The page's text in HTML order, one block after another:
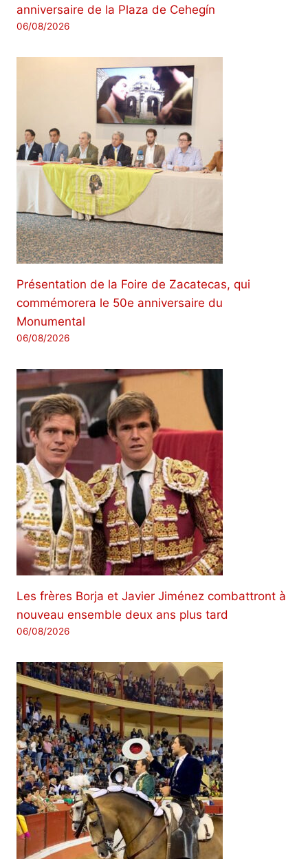
anniversaire de la Plaza de Cehegín
06/08/2026
Présentation de la Foire de Zacatecas, qui
commémorera le 50e anniversaire du
Monumental
06/08/2026
Les frères Borja et Javier Jiménez combattront à
nouveau ensemble deux ans plus tard
06/08/2026